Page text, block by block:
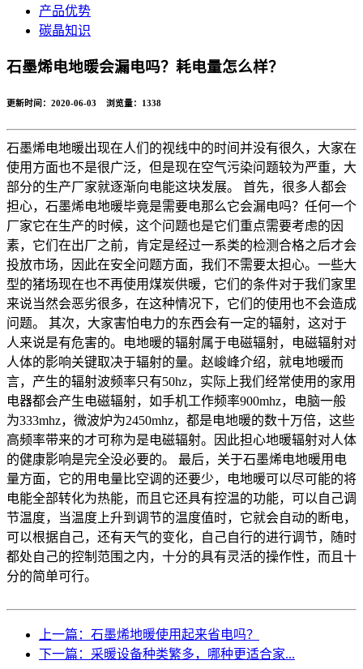
产品优势
碳晶知识
石墨烯电地暖会漏电吗？耗电量怎么样？
更新时间：2020-06-03 浏览量： 1338
石墨烯电地暖出现在人们的视线中的时间并没有很久，大家在
使用方面也不是很广泛，但是现在空气污染问题较为严重，大
部分的生产厂家就逐渐向电能这块发展。 首先，很多人都会
担心，石墨烯电地暖毕竟是需要电那么它会漏电吗？任何一个
厂家它在生产的时候，这个问题也是它们重点需要考虑的因
素，它们在出厂之前，肯定是经过一系类的检测合格之后才会
投放市场，因此在安全问题方面，我们不需要太担心。一些大
型的猪场现在也不再使用煤炭供暖，它们的条件对于我们家里
来说当然会恶劣很多，在这种情况下，它们的使用也不会造成
问题。 其次，大家害怕电力的东西会有一定的辐射，这对于
人来说是有危害的。电地暖的辐射属于电磁辐射，电磁辐射对
人体的影响关键取决于辐射的量。赵峻峰介绍，就电地暖而
言，产生的辐射波频率只有50hz，实际上我们经常使用的家用
电器都会产生电磁辐射，如手机工作频率900mhz，电脑一般
为333mhz，微波炉为2450mhz，都是电地暖的数十万倍，这些
高频率带来的才可称为是电磁辐射。因此担心地暖辐射对人体
的健康影响是完全没必要的。 最后，关于石墨烯电地暖用电
量方面，它的用电量比空调的还要少，电地暖可以尽可能的将
电能全部转化为热能，而且它还具有控温的功能，可以自己调
节温度，当温度上升到调节的温度值时，它就会自动的断电，
可以根据自己，还有天气的变化，自己自行的进行调节，随时
都处自己的控制范围之内，十分的具有灵活的操作性，而且十
分的简单可行。
上一篇：石墨烯地暖使用起来省电吗？
下一篇：采暖设备种类繁多，哪种更适合家...